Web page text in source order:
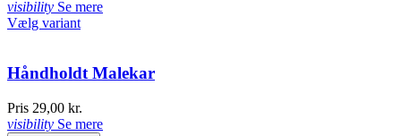
visibility Se mere
Vælg variant
Håndholdt Malekar
Pris 29,00 kr.
visibility Se mere